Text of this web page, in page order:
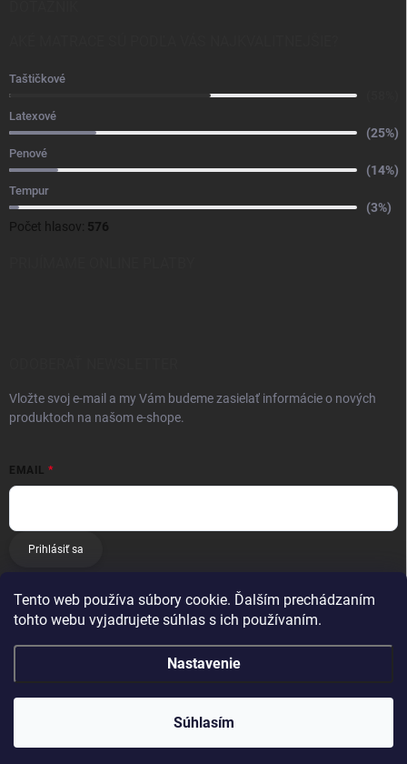
Tento web používa súbory cookie. Ďalším prechádzaním
tohto webu vyjadrujete súhlas s ich používaním.
Nastavenie
Súhlasím
Taštičkové
Latexové
(25%)
Penové
(14%)
Tempur
(3%)
Počet hlasov: 576
Vložte svoj e-mail a my Vám budeme zasielať informácie o nových
produktoch na našom e-shope.
EMAIL
Prihlásiť sa
E-matrac.sk . Všetky práva vyhradené.